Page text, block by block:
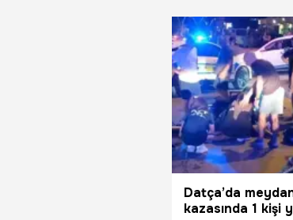
Datça’da
kazasında 1 kişi